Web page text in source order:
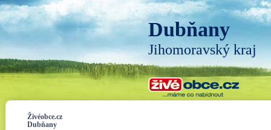
Dubňany
Jihomoravský kraj
Živéobce.cz
Dubňany